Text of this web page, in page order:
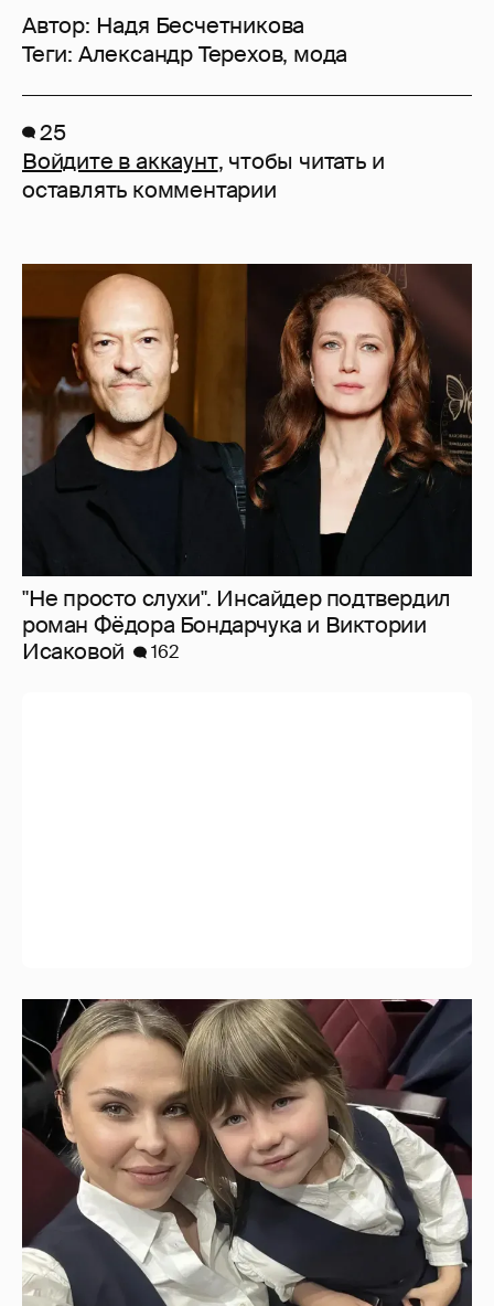
Автор: Надя Бесчетникова
Теги: Александр Терехов, мода
25
Войдите в аккаунт, чтобы читать и
оставлять комментарии
"Не просто слухи". Инсайдер подтвердил
роман Фёдора Бондарчука и Виктории
Исаковой
162
"Не буду её никуда пропихивать". Пелагея
высказалась о будущем дочери, из-за
которой судилась с бывшим мужем
1